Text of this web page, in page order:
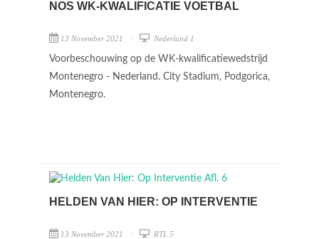
NOS WK-KWALIFICATIE VOETBAL
13 November 2021 Nederland 1
Voorbeschouwing op de WK-kwalificatiewedstrijd
Montenegro - Nederland. City Stadium, Podgorica,
Montenegro.
HELDEN VAN HIER: OP INTERVENTIE
13 November 2021 RTL 5